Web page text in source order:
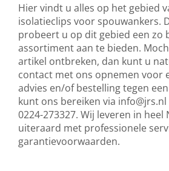
Hier vindt u alles op het gebied
isolatieclips voor spouwankers.
probeert u op dit gebied een zo
assortiment aan te bieden.
artikel ontbreken, dan kunt u
contact met ons opnemen voor
advies en/of bestelling tegen
kunt ons bereiken via info@jrs.nl
0224-273327. Wij leveren in heel
uiteraard met professionele
garantievoorwaarden.